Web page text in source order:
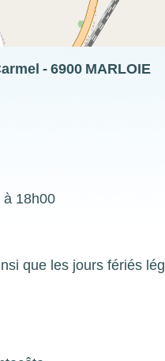
6900 MARLOIE
à 18h00
que les jours fériés